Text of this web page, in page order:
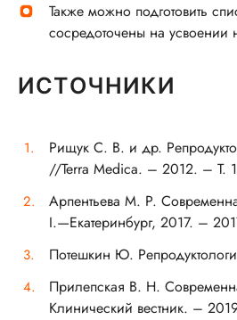
Также можно подготовить
сосредоточены на
ИСТОЧНИКИ
Рищук С. В. и др.
//Terra Medica. – 2012. – Т.
Арпентьева М. Р.
I.—Екатеринбург, 2017. –
Потешкин Ю.
Прилепская В. Н.
Клинический вестник. –